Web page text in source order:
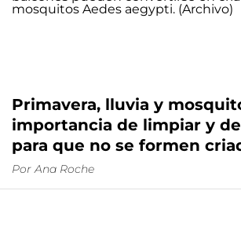
Primavera, lluvia y
importancia de limpiar y
para que no se formen
Por Ana Roche